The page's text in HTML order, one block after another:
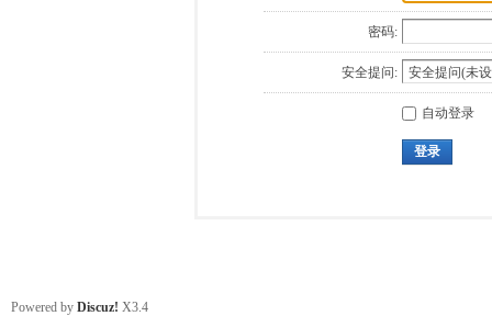
密码:
安全提问:
自动登录
登录
Powered by Discuz! X3.4